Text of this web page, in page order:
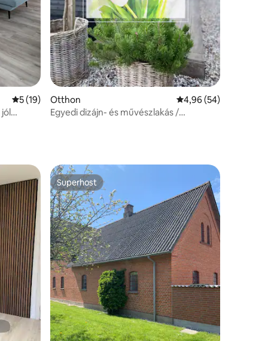
Átlagos értékelés: 5/5, 19 vélemény
5 (19)
Otthon Átlagos értékelés: 5/
4,96 (54)
Egyedi dizájn- és művészlakás /
Superhost
Superhost